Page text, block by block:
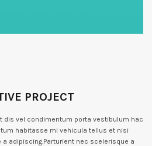
PROJECT
dis vel condimentum porta vestibulum hac
habitasse mi vehicula tellus et nisi
adipiscing.Parturient nec scelerisque a